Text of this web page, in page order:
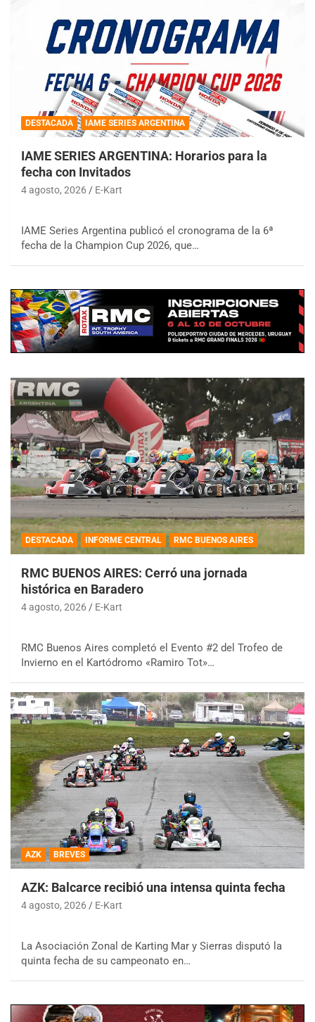
DESTACADA IAME SERIES ARGENTINA
IAME SERIES ARGENTINA: Horarios para la
fecha con Invitados
4 agosto, 2026 E-Kart
IAME Series Argentina publicó el cronograma de la 6ª
fecha de la Champion Cup 2026, que…
DESTACADA INFORME CENTRAL RMC BUENOS AIRES
RMC BUENOS AIRES: Cerró una jornada
histórica en Baradero
4 agosto, 2026 E-Kart
RMC Buenos Aires completó el Evento #2 del Trofeo de
Invierno en el Kartódromo «Ramiro Tot»…
AZK BREVES
AZK: Balcarce recibió una intensa quinta fecha
4 agosto, 2026 E-Kart
La Asociación Zonal de Karting Mar y Sierras disputó la
quinta fecha de su campeonato en…